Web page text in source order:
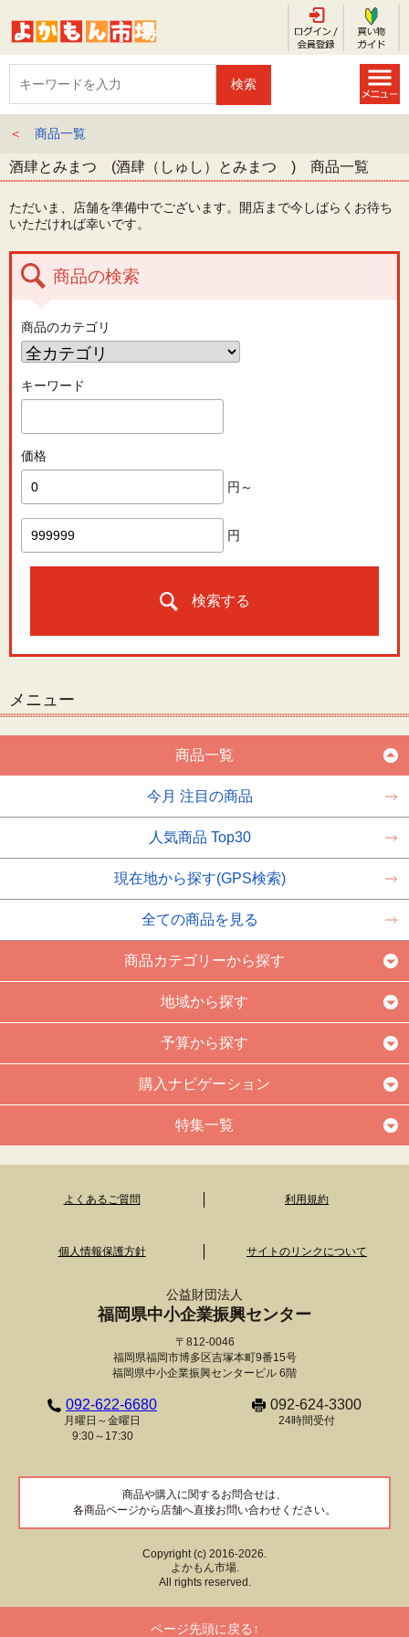
＜ 商品一覧
酒肆とみまつ (酒肆（しゅし）とみまつ ) 商品一覧
ただいま、店舗を準備中でございます。開店まで今しばらくお待ち
いただければ幸いです。
商品の検索
商品のカテゴリ
キーワード
価格
円～
円
検索する
メニュー
商品一覧
今月 注目の商品
人気商品 Top30
現在地から探す(GPS検索)
全ての商品を見る
商品カテゴリーから探す
地域から探す
予算から探す
購入ナビゲーション
特集一覧
よくあるご質問 利用規約
個人情報保護方針 サイトのリンクについて
公益財団法人
福岡県中小企業振興センター
〒812-0046
福岡県福岡市博多区吉塚本町9番15号
福岡県中小企業振興センタービル 6階
092-622-6680
月曜日～金曜日
9:30～17:30
092-624-3300
24時間受付
商品や購入に関するお問合せは、
各商品ページから店舗へ直接お問い合わせください。
Copyright (c) 2016-2026.
よかもん市場.
All rights reserved.
ページ先頭に戻る↑